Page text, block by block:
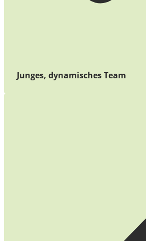
Junges, dynamisches Team